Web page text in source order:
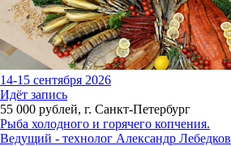
14-15 сентября 2026
Идёт запись
55 000 рублей, г. Санкт-Петербург
Рыба холодного и горячего копчения.
Ведущий - технолог Александр Лебедков